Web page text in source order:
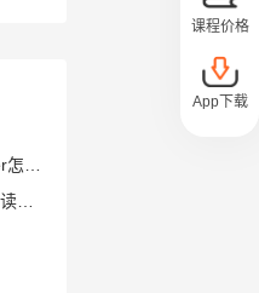
liability是什么意思_liability怎么读_音标ˌlaɪəˈbɪlətɪ
课程价格
App下载